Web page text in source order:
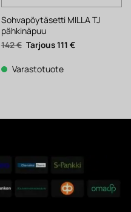
Sohvapöytäsetti MILLA TJ
pähkinäpuu
142€ Alkuperäinen
hinta
142 €.
111 €Nykyinen
Varastotuote